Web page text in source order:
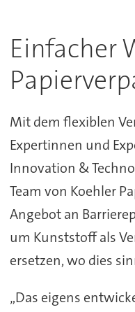
Einfacher
Mit dem flexiblen
Expertinnen und
Innovation &
Team von Koehler
Angebot an
um Kunststoff als
ersetzen, wo dies
„Das eigens